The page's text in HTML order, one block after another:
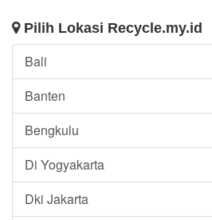
Pilih Lokasi Recycle.my.id
Bali
Banten
Bengkulu
Di Yogyakarta
Dki Jakarta